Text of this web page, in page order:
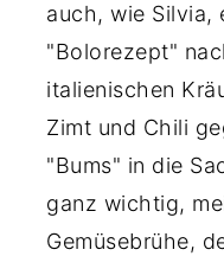
auch, wie Silvia,
"Bolorezept"
italienischen
Zimt und Chili
"Bums" in die
ganz wichtig,
Gemüsebrühe,